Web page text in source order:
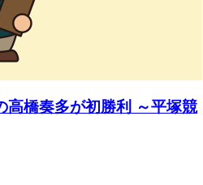
高橋奏多が初勝利 ～平塚競